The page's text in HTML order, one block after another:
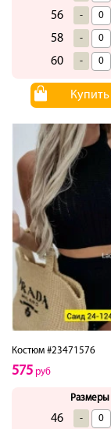
56 -
58 -
60 -
Купить
Костюм #23471576
575 руб
Размеры
46 -